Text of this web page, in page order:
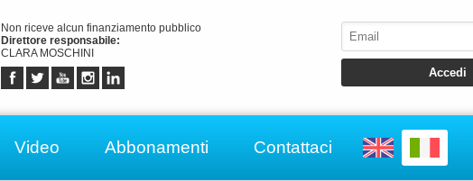
Non riceve alcun finanziamento pubblico
Direttore responsabile:
CLARA MOSCHINI
Video Abbonamenti Contattaci